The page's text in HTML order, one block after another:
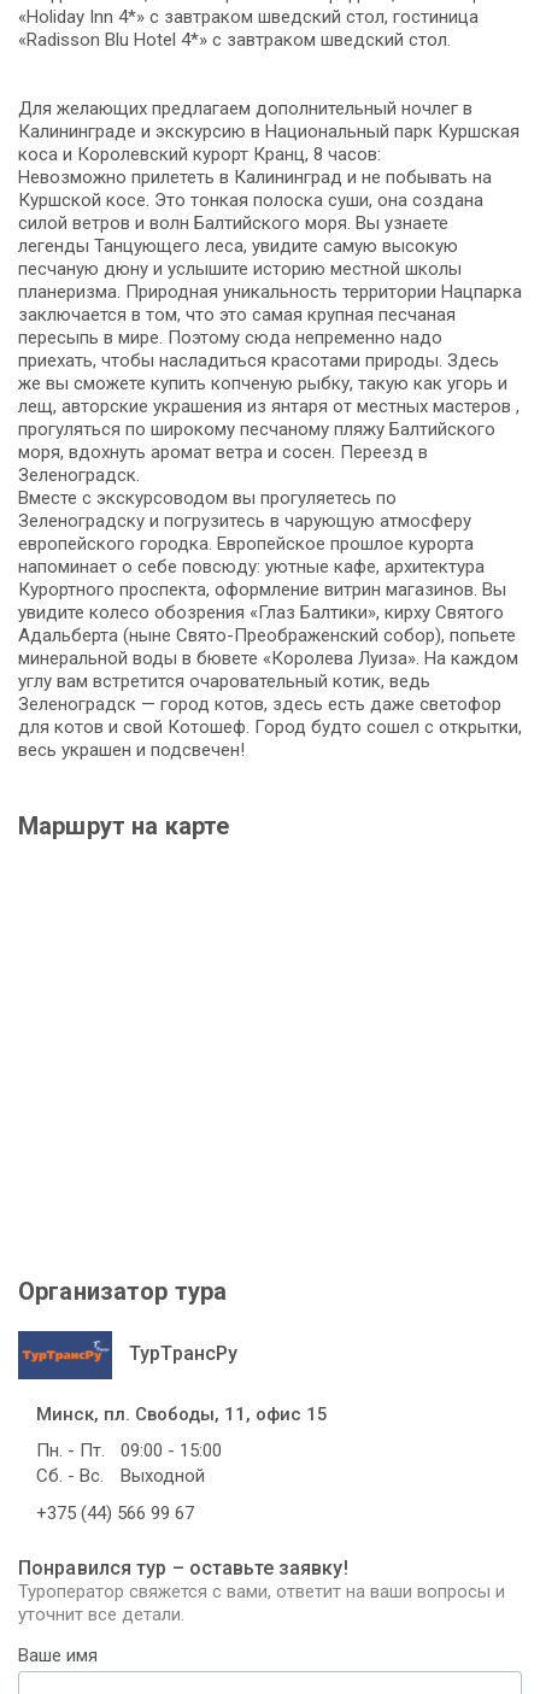
«Holiday Inn 4*» с завтраком шведский стол, гостиница
«Radisson Blu Hotel 4*» с завтраком шведский стол.
Для желающих предлагаем дополнительный ночлег в
Калининграде и экскурсию в Национальный парк Куршская
коса и Королевский курорт Кранц, 8 часов:
Невозможно прилететь в Калининград и не побывать на
Куршской косе. Это тонкая полоска суши, она создана
силой ветров и волн Балтийского моря. Вы узнаете
легенды Танцующего леса, увидите самую высокую
песчаную дюну и услышите историю местной школы
планеризма. Природная уникальность территории Нацпарка
заключается в том, что это самая крупная песчаная
пересыпь в мире. Поэтому сюда непременно надо
приехать, чтобы насладиться красотами природы. Здесь
же вы сможете купить копченую рыбку, такую как угорь и
лещ, авторские украшения из янтаря от местных мастеров ,
прогуляться по широкому песчаному пляжу Балтийского
моря, вдохнуть аромат ветра и сосен. Переезд в
Зеленоградск.
Вместе с экскурсоводом вы прогуляетесь по
Зеленоградску и погрузитесь в чарующую атмосферу
европейского городка. Европейское прошлое курорта
напоминает о себе повсюду: уютные кафе, архитектура
Курортного проспекта, оформление витрин магазинов. Вы
увидите колесо обозрения «Глаз Балтики», кирху Святого
Адальберта (ныне Свято-Преображенский собор), попьете
минеральной воды в бювете «Королева Луиза». На каждом
углу вам встретится очаровательный котик, ведь
Зеленоградск — город котов, здесь есть даже светофор
для котов и свой Котошеф. Город будто сошел с открытки,
весь украшен и подсвечен!
Маршрут на карте
Организатор тура
ТурТрансРу
Минск, пл. Свободы, 11, офис 15
Пн. - Пт.
09:00 - 15:00
Сб. - Вс.
Выходной
+375 (44) 566 99 67
Понравился тур – оставьте заявку!
Туроператор свяжется с вами, ответит на ваши вопросы и
уточнит все детали.
Ваше имя